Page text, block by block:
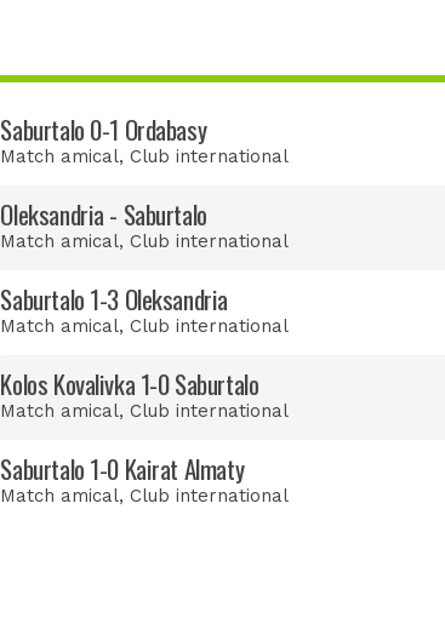
Saburtalo 0-1 Ordabasy
Match amical, Club international
Oleksandria - Saburtalo
Match amical, Club international
Saburtalo 1-3 Oleksandria
Match amical, Club international
Kolos Kovalivka 1-0 Saburtalo
Match amical, Club international
Saburtalo 1-0 Kairat Almaty
Match amical, Club international